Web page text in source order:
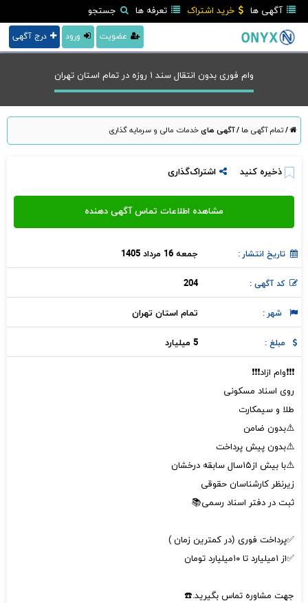
آگهی ها خرید اشتراک تعرفه ها جستجو
درج آگهی ورود عضویت
وام فوری بدون انتقال سند ۱ روزه در تمام استان تهران
/تمام آگهی ها /آگهی هایخدمات مالی و سرمایه گذاری
ذخیره کنید اشتراک‌گذاری
تاریخ انتشار : جمعه 16 مرداد 1405
کد آگهی : 204
شهر : تمام استان تهران
مبلغ : 5 میلیارد
❗❗❗وام ازاد❗❗❗
روی اسناد مسکونی
طلا و سیمکارت
⚠️بدون ضامن
⚠️بدون پیش پرداخت
⚠️با بیش از۱۵سال سابقه درخشان
زیرنظر کارشناسان حقوقی
ثبت در دفتر اسناد رسمی📚
✅پرداخت فوری (در کمترین زمان )
✅از ۱میلیارد تا ۱۰میلیارد تومان
جهت مشاوره تماس بگیرید.☎️